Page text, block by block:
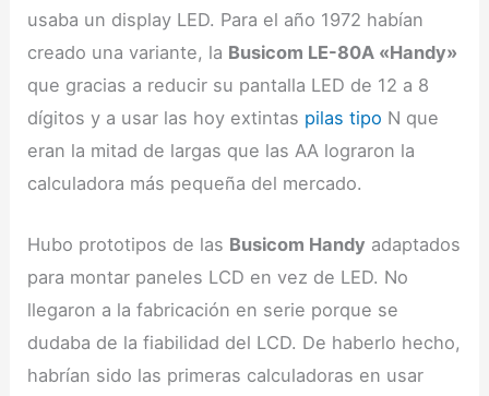
usaba un display LED. Para el año 1972 habían
creado una variante, la Busicom LE-80A «Handy»
que gracias a reducir su pantalla LED de 12 a 8
dígitos y a usar las hoy extintas pilas tipo N que
eran la mitad de largas que las AA lograron la
calculadora más pequeña del mercado.
Hubo prototipos de las Busicom Handy adaptados
para montar paneles LCD en vez de LED. No
llegaron a la fabricación en serie porque se
dudaba de la fiabilidad del LCD. De haberlo hecho,
habrían sido las primeras calculadoras en usar